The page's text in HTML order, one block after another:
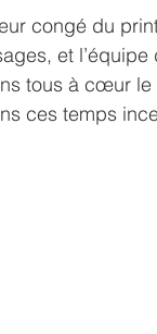
congé du
et l’équipe
tous à cœur le
ces temps